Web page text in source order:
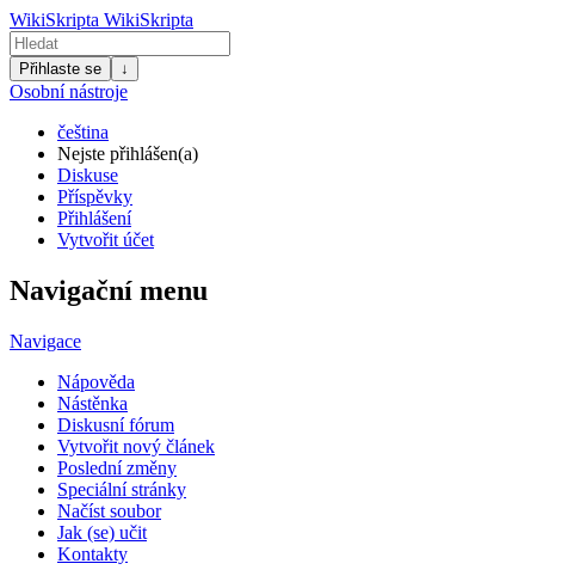
WikiSkripta WikiSkripta
Přihlaste se ↓
Osobní nástroje
čeština
Nejste přihlášen(a)
Diskuse
Příspěvky
Přihlášení
Vytvořit účet
Navigační menu
Navigace
Nápověda
Nástěnka
Diskusní fórum
Vytvořit nový článek
Poslední změny
Speciální stránky
Načíst soubor
Jak (se) učit
Kontakty